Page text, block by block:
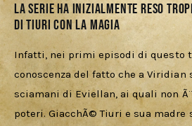
La serie ha inizialmente reso
di Tiuri con la magia
Infatti, nei primi episodi di questo
conoscenza del fatto che a
sciamani di Eviellan, ai quali non
poteri. GiacchÃ© Tiuri e sua madre